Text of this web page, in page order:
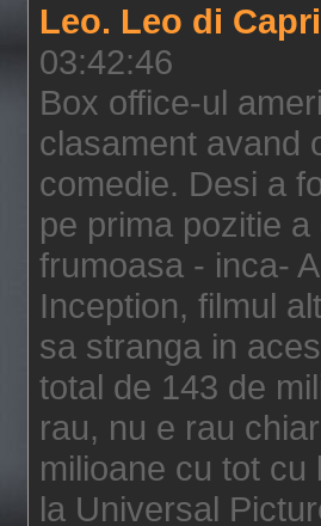
Leo. Leo di
03:42:46
Box office-ul
clasament avand
comedie. Desi a
pe prima pozitie
frumoasa - inca-
Inception, filmul
sa stranga in
total de 143 de
rau, nu e rau
milioane cu tot
la Universal